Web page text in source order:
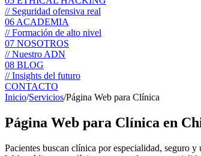
// Seguridad ofensiva real
06 ACADEMIA
// Formación de alto nivel
07 NOSOTROS
// Nuestro ADN
08 BLOG
// Insights del futuro
CONTACTO
Inicio/Servicios/Página Web para Clínica
Página Web para Clínica en
Pacientes buscan clínica por especialidad, seguro